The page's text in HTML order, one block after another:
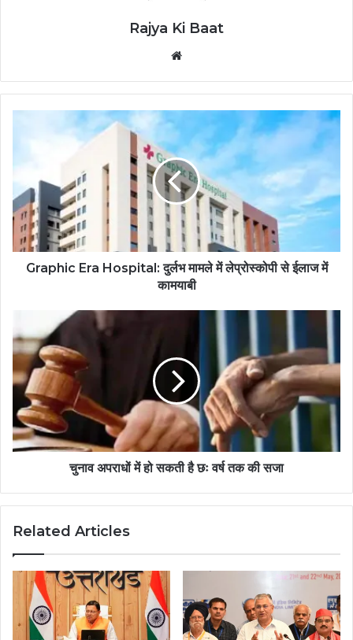
Rajya Ki Baat
Graphic Era Hospital: दुर्लभ मामले में लेप्रोस्कोपी से ईलाज में
कामयाबी
चुनाव अपराधों में हो सकती है छः वर्ष तक की सजा
Related Articles